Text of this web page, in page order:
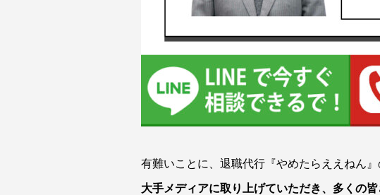
有難いことに、退職代行『やめたらええねん
大手メディアに取り上げていただき、多くの